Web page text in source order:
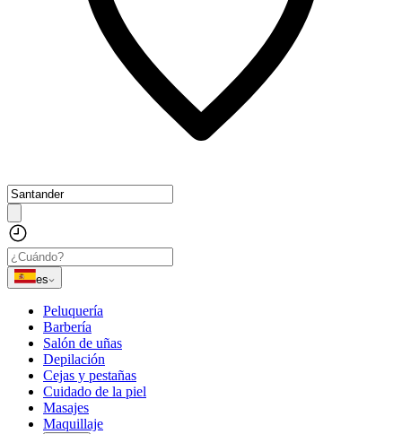
es
Peluquería
Barbería
Salón de uñas
Depilación
Cejas y pestañas
Cuidado de la piel
Masajes
Maquillaje